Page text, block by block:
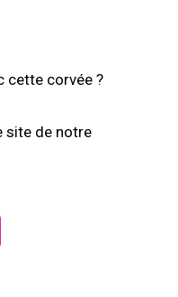
cette corvée ?
site de notre